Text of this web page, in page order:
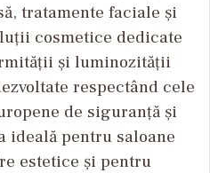
tratamente faciale și
cosmetice dedicate
și luminozității
respectând cele
de siguranță și
ideală pentru saloane
estetice și pentru